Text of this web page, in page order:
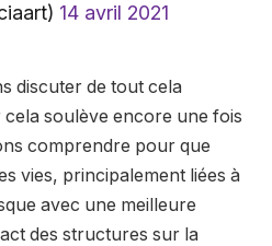
14 avril 2021
discuter de tout cela
soulève encore une fois
comprendre pour que
vies, principalement liées à
avec une meilleure
des structures sur la